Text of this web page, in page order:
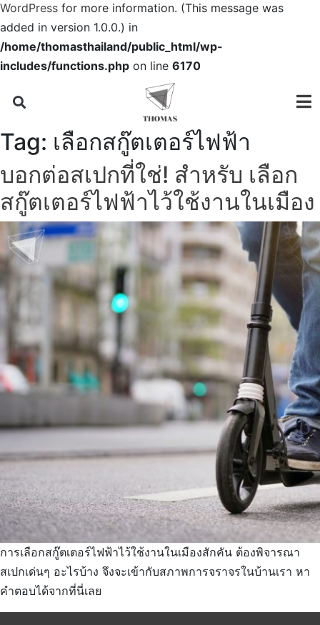
WordPress for more information. (This message was
added in version 1.0.0.) in
/home/thomasthailand/public_html/wp-
includes/functions.php on line 6170
Tag: เลือกสกู๊ตเตอร์ไฟฟ้า
บอกต่อสเปกที่ใช่! สำหรับ เลือก
สกู๊ตเตอร์ไฟฟ้าไว้ใช้งานในเมือง
การเลือกสกู๊ตเตอร์ไฟฟ้าไว้ใช้งานในเมืองสักคัน ต้องพิจารณา
สเปกเด่นๆ อะไรบ้าง จึงจะเข้ากับสภาพการจราจรในบ้านเรา หา
คำตอบได้จากที่นี่เลย